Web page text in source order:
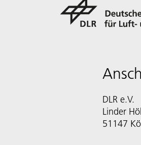
DLR e.V.
Linder
51147